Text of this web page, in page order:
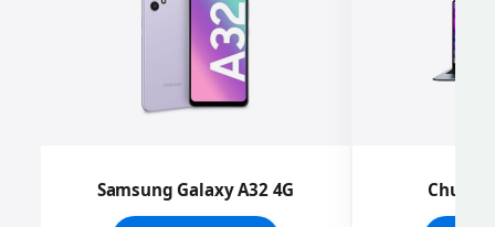
Samsung Galaxy A32 4G Chuwi